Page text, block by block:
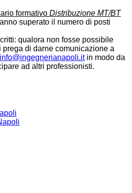
formativo Distribuzione MT/BT
superato il numero di posti
qualora non fosse possibile
di darne comunicazione a
info@ingegnerianapoli.itin modo da
ad altri professionisti.